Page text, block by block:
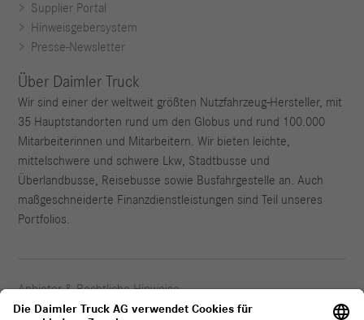
Supplier Portal
Hinweisgebersystem
Presse-Newsletter
Über Daimler Truck
Wir sind einer der weltweit größten Nutzfahrzeug-Hersteller, mit
35 Hauptstandorten rund um den Globus und rund 100.000
Mitarbeiterinnen und Mitarbeitern. Wir bieten leichte,
mittelschwere und schwere Lkw, Stadtbusse und
Überlandbusse, Reisebusse sowie Busfahrgestelle an. Auch
maßgeschneiderte Finanzdienstleistungen sind Teil unseres
Portfolios.
Anbieter & Rechtliche Hinweise